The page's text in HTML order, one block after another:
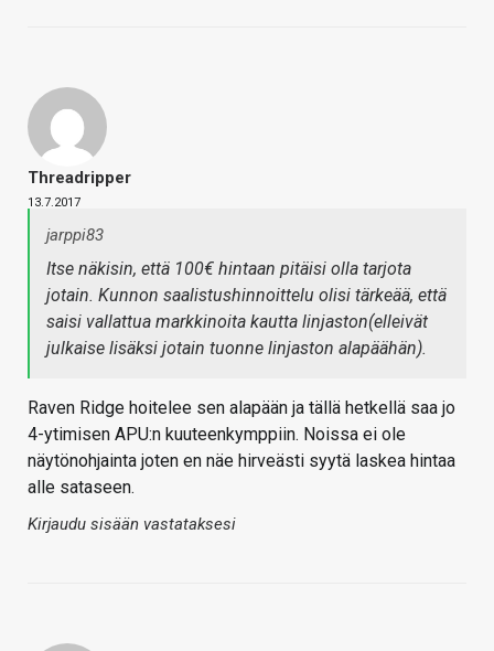
Threadripper
13.7.2017
jarppi83
Itse näkisin, että 100€ hintaan pitäisi olla tarjota
jotain. Kunnon saalistushinnoittelu olisi tärkeää, että
saisi vallattua markkinoita kautta linjaston(elleivät
julkaise lisäksi jotain tuonne linjaston alapäähän).
Raven Ridge hoitelee sen alapään ja tällä hetkellä saa jo
4-ytimisen APU:n kuuteenkymppiin. Noissa ei ole
näytönohjainta joten en näe hirveästi syytä laskea hintaa
alle sataseen.
Kirjaudu sisään vastataksesi